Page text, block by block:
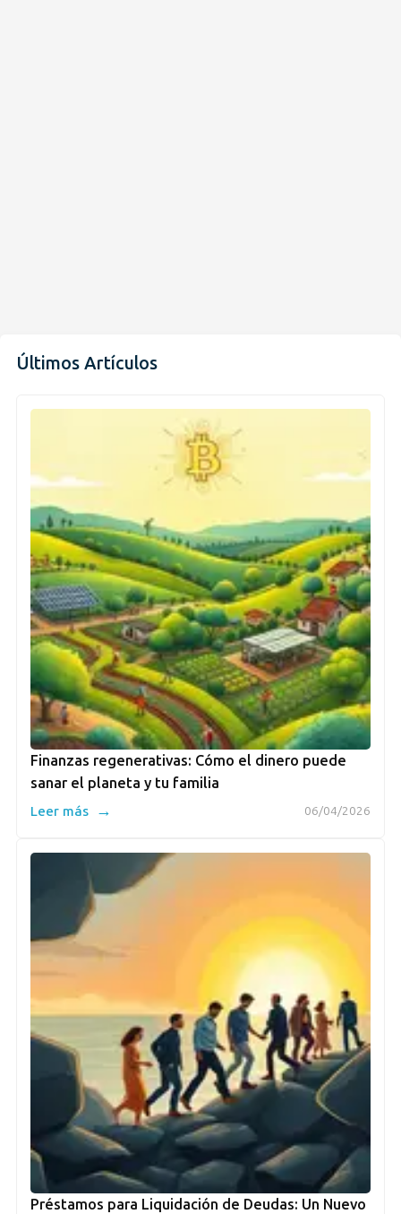
Últimos Artículos
Finanzas regenerativas: Cómo el dinero puede
sanar el planeta y tu familia
06/04/2026
Leer más →
Préstamos para Liquidación de Deudas: Un Nuevo